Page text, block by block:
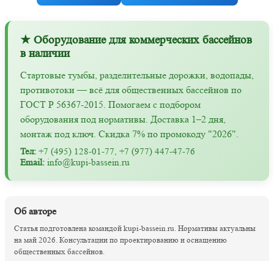
★ Оборудование для коммерческих бассейнов
в наличии
Стартовые тумбы, разделительные дорожки, водопады,
противотоки — всё для общественных бассейнов по
ГОСТ Р 56367-2015. Помогаем с подбором
оборудования под нормативы. Доставка 1–2 дня,
монтаж под ключ. Скидка 7% по промокоду "2026".
Тел: +7 (495) 128-01-77, +7 (977) 447-47-76
Email: info@kupi-bassein.ru
Об авторе
Статья подготовлена командой kupi-bassein.ru. Нормативы актуальны
на май 2026. Консультации по проектированию и оснащению
общественных бассейнов.